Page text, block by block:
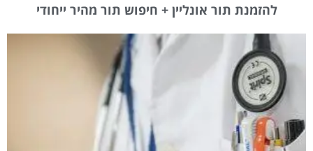
להזמנת תור אונליין + חיפוש תור מהיר ייחודי